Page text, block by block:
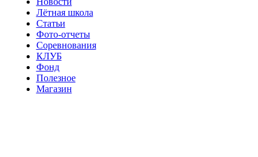
Лётная школа
Статьи
Фото-отчеты
Соревнования
КЛУБ
Фонд
Полезное
Магазин